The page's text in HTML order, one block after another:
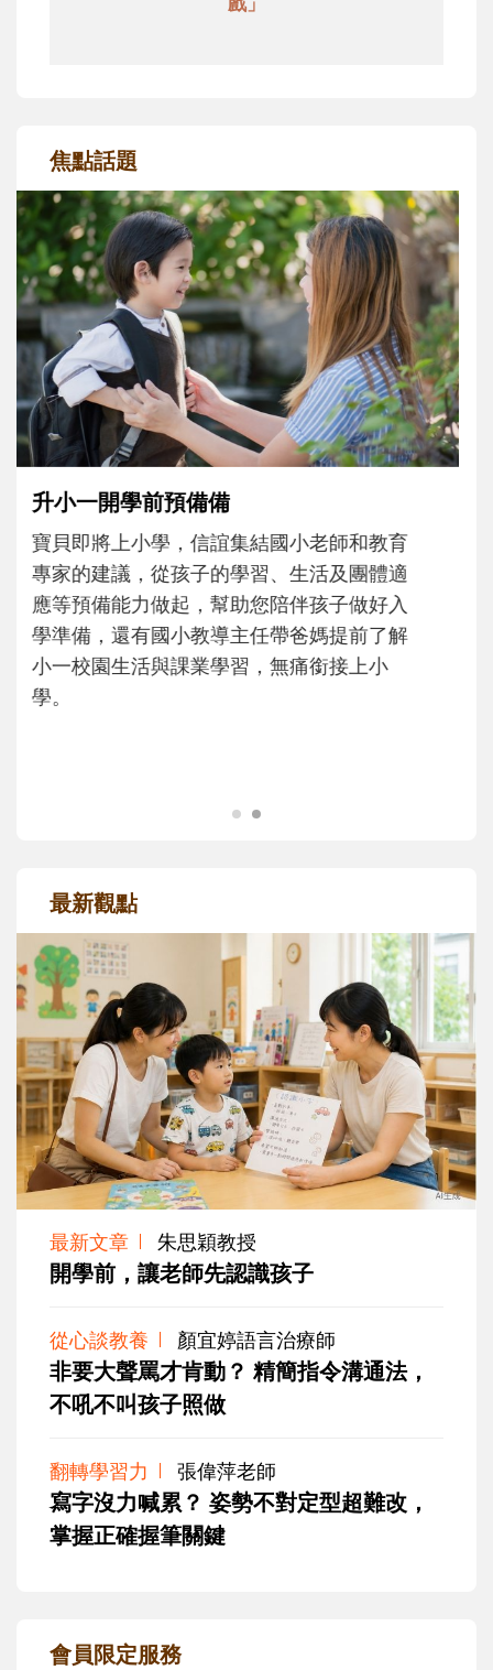
焦點話題
和孩子一起長大的那個男人│讀懂父親的
不同模樣
沒有人天生就擅長當爸爸！男人總是在一次
次「前所未有」的體驗中，跟著孩子一起長
大。從給予安全感的肢體遊戲，到獨立自
主、角色認同及解決問題的能力養成。爸爸
正嘗試用不同的模樣，參與孩子每個重要的
最新觀點
最新文章 朱思穎教授
開學前，讓老師先認識孩子
從心談教養 顏宜婷語言治療師
非要大聲罵才肯動？ 精簡指令溝通法，
不吼不叫孩子照做
翻轉學習力 張偉萍老師
寫字沒力喊累？ 姿勢不對定型超難改，
掌握正確握筆關鍵
會員限定服務